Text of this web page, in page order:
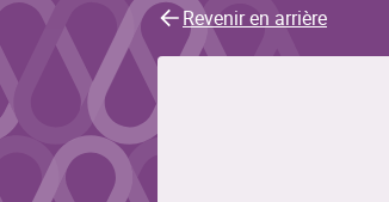
Revenir en arrière